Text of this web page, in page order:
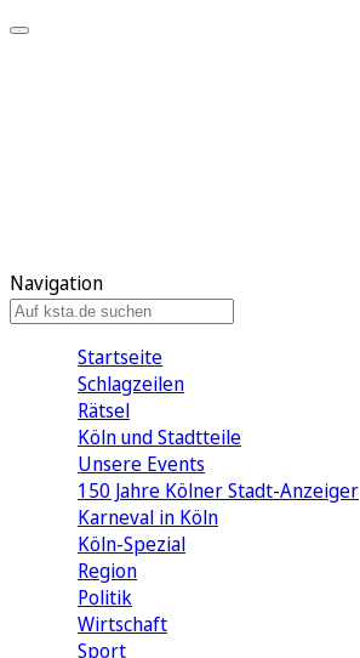
Navigation
Startseite
Schlagzeilen
Rätsel
Köln und Stadtteile
Unsere Events
150 Jahre Kölner Stadt-Anzeiger
Karneval in Köln
Köln-Spezial
Region
Politik
Wirtschaft
Sport